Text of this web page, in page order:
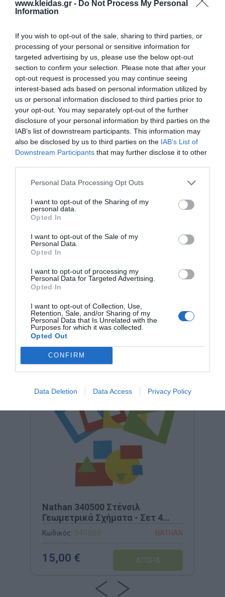
www.kleidas.gr - Do Not Process My Personal
Information
If you wish to opt-out of the sale, sharing to third parties, or
processing of your personal or sensitive information for
targeted advertising by us, please use the below opt-out
section to confirm your selection. Please note that after your
opt-out request is processed you may continue seeing
interest-based ads based on personal information utilized by
us or personal information disclosed to third parties prior to
your opt-out. You may separately opt-out of the further
disclosure of your personal information by third parties on the
IAB’s list of downstream participants. This information may
also be disclosed by us to third parties on the IAB’s List of
Downstream Participants that may further disclose it to other
Personal Data Processing Opt Outs
I want to opt-out of the Sharing of my
personal data.
Opted In
I want to opt-out of the Sale of my
Personal Data.
Opted In
I want to opt-out of processing my
Personal Data for Targeted Advertising.
Opted In
I want to opt-out of Collection, Use,
Retention, Sale, and/or Sharing of my
Personal Data that Is Unrelated with the
Purposes for which it was collected.
Opted Out
CONFIRM
Data Deletion Data Access Privacy Policy
ΗNathanείναι ένας διεθνής ηγέτης στον σχεδιασμό
και την παροχή επαγγελματικού εκπαιδευτικού
εξοπλισμού. Η γκάμα της περιλαμβάνει από
εξειδικευμένο υλικό ψυχοκινητικής έως μικροέπιπλα
για συμβολικό παιχνίδι, όλα κατασκευασμένα για να
αντέχουν στη σκληρή χρήση σε σχολικά
περιβάλλοντα. Κάθε προϊόν συμμορφώνεται αυστηρά
με τα ευρωπαϊκά πρότυπα ασφαλείας και τις
περιβαλλοντικές προδιαγραφές (βιώσιμη υλοτομία,
βιοδιασπώμενα υλικά). Η επιλογή της Nathan για τον
εξοπλισμό νηπιαγωγείων και κέντρων δεξιοτήτων
εγγυάται αξιοπιστία, παιδαγωγική αρτιότητα και μια
σύγχρονους εκπαιδευτικούς οργανισμούς.
Σχετικά προϊόντα
Nathan 340500 Στένσιλ
Γεωμετρικά Σχήματα - Σετ 4
Τεμαχίων
Κωδικός: 340500 NATHAN
15,00 €